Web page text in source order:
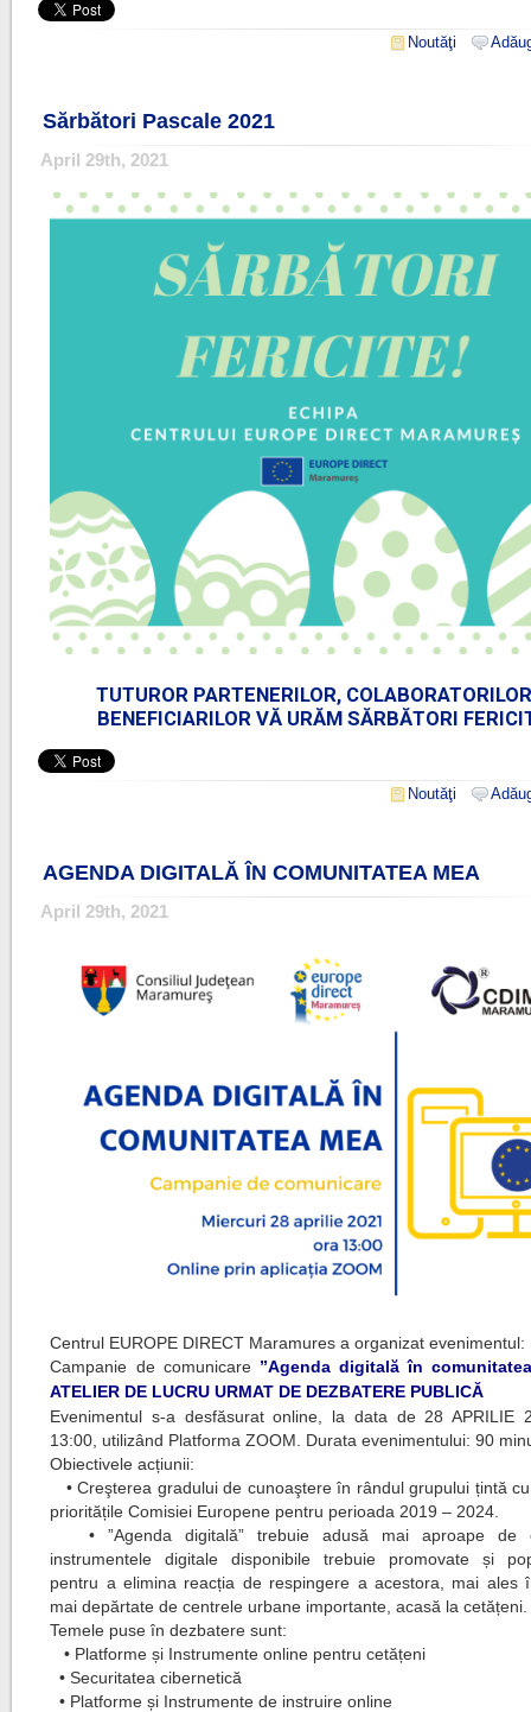
Noutăţi
Sărbători Pascale 2021
April 29th, 2021
TUTUROR PARTENERILOR,
BENEFICIARILOR VĂ URĂM SĂRBĂTORI
Noutăţi
AGENDA DIGITALĂ ÎN COMUNITATEA MEA
April 29th, 2021
Centrul EUROPE DIRECT Maramures a organizat evenimentul:
Campanie de comunicare ”Agenda digitală în
ATELIER DE LUCRU URMAT DE DEZBATERE PUBLICĂ
Evenimentul s-a desfăsurat online, la data de 28 APRILIE
13:00, utilizând Platforma ZOOM. Durata evenimentului: 90
Obiectivele acțiunii:
• Creşterea gradului de cunoaştere în rândul grupului țintă
prioritățile Comisiei Europene pentru perioada 2019 – 2024.
• ”Agenda digitală” trebuie adusă mai aproape de
instrumentele digitale disponibile trebuie promovate și
pentru a elimina reacția de respingere a acestora, mai ales
mai depărtate de centrele urbane importante, acasă la cetățeni.
Temele puse în dezbatere sunt:
• Platforme și Instrumente online pentru cetățeni
• Securitatea cibernetică
• Platforme și Instrumente de instruire online